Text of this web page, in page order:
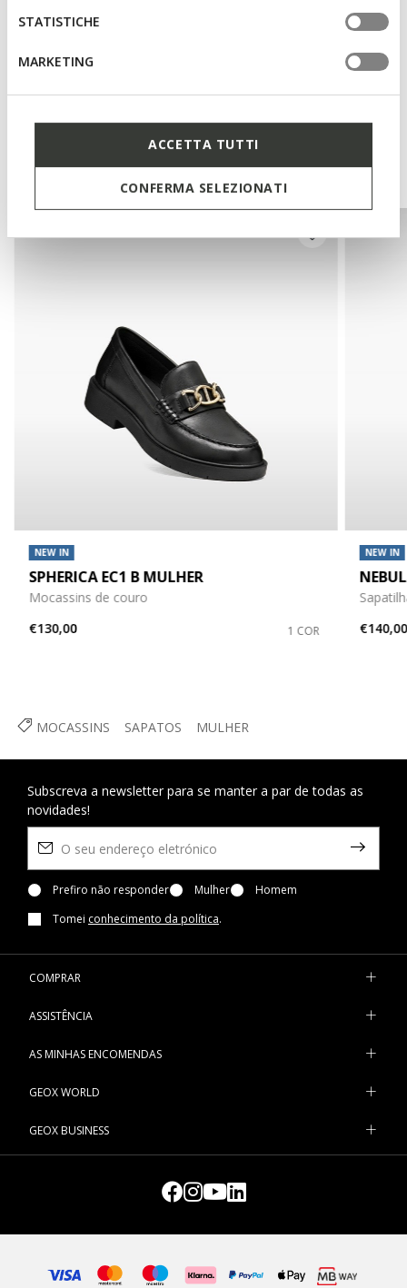
STATISTICHE
MARKETING
ACCETTA TUTTI
CONFERMA SELEZIONATI
Materiais
MOCASSINS SAPATOS MULHER
Também poderá gostar de
NEW IN
SPHERICA EC1 B MULHER
Mocassins de couro
€130,00
1 COR
NEW IN
€140,00
Subscreva a newsletter para se manter a par de todas as
novidades!
Prefiro não responder Mulher
Homem
Tomei conhecimento da política.
COMPRAR
ASSISTÊNCIA
AS MINHAS ENCOMENDAS
GEOX WORLD
GEOX BUSINESS